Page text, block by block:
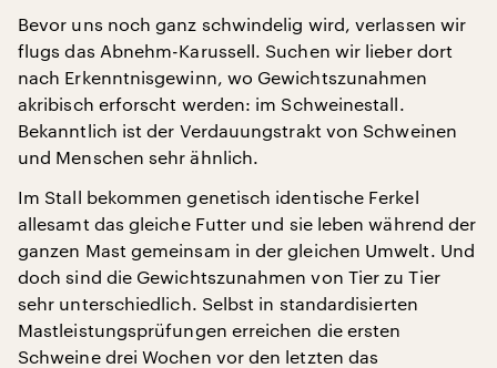
Bevor uns noch ganz schwindelig wird, verlassen wir
flugs das Abnehm-Karussell. Suchen wir lieber dort
nach Erkenntnisgewinn, wo Gewichtszunahmen
akribisch erforscht werden: im Schweinestall.
Bekanntlich ist der Verdauungstrakt von Schweinen
und Menschen sehr ähnlich.
Im Stall bekommen genetisch identische Ferkel
allesamt das gleiche Futter und sie leben während der
ganzen Mast gemeinsam in der gleichen Umwelt. Und
doch sind die Gewichtszunahmen von Tier zu Tier
sehr unterschiedlich. Selbst in standardisierten
Mastleistungsprüfungen erreichen die ersten
Schweine drei Wochen vor den letzten das